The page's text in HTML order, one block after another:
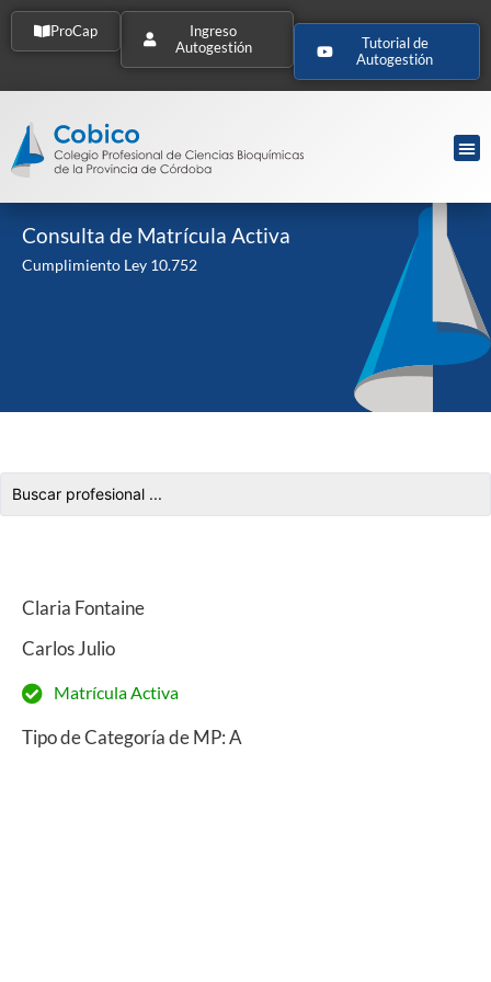
ProCap
Ingreso
Autogestión
Tutorial de
Autogestión
Consulta de Matrícula Activa
Cumplimiento Ley 10.752
Claria Fontaine
Carlos Julio
Matrícula Activa
Tipo de Categoría de MP: A